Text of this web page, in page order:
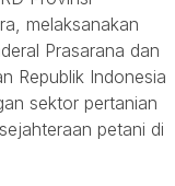
melaksanakan
Prasarana dan
Republik Indonesia
sektor pertanian
petani di